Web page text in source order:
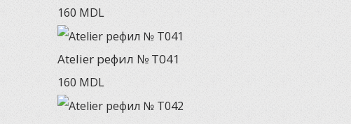
160 MDL
Atelier рефил № T041
160 MDL